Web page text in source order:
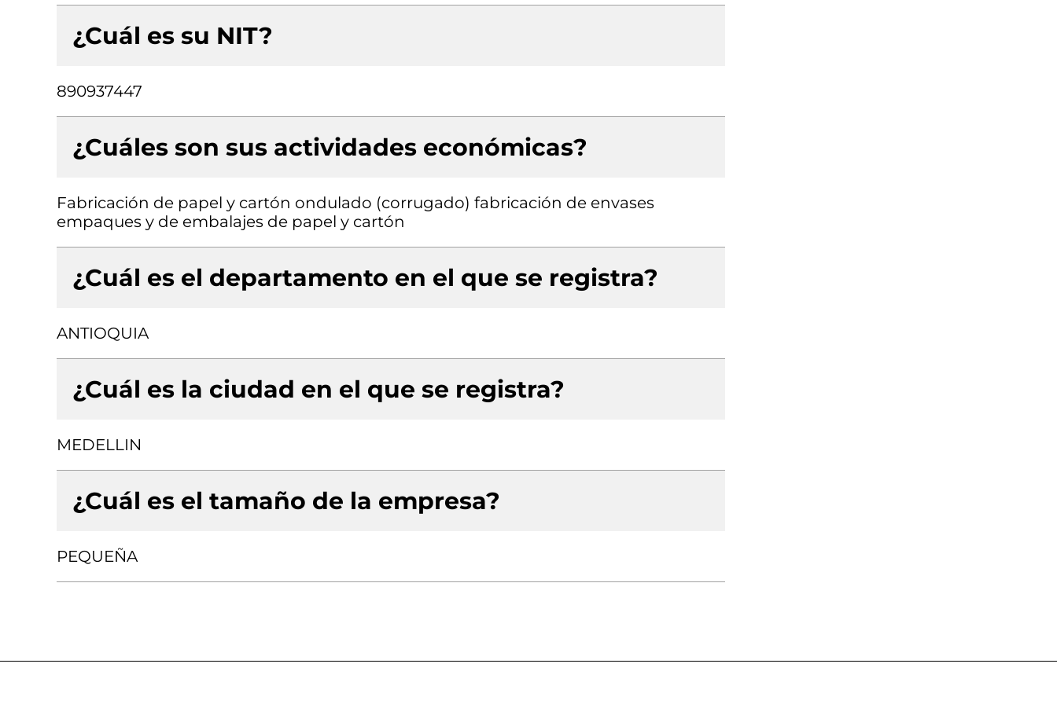
¿Cuál es su NIT?
890937447
¿Cuáles son sus actividades económicas?
Fabricación de papel y cartón ondulado (corrugado) fabricación de envases
empaques y de embalajes de papel y cartón
¿Cuál es el departamento en el que se registra?
ANTIOQUIA
¿Cuál es la ciudad en el que se registra?
MEDELLIN
¿Cuál es el tamaño de la empresa?
PEQUEÑA